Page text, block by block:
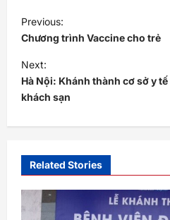
P
o
s
t
n
a
g
a
Previous:
Chương trình Vaccine cho trẻ
Next:
Hà Nội: Khánh thành cơ sở y
khách sạn
Related Stories